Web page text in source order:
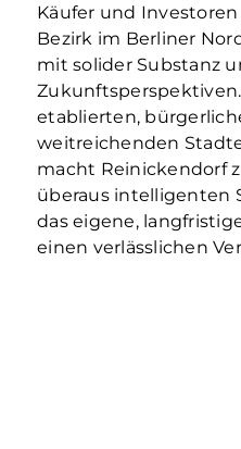
Käufer und
Bezirk im Berliner
mit solider Substanz
etablierten,
weitreichenden
macht Reinickendorf
überaus intelligenten
das eigene,
einen verlässlichen